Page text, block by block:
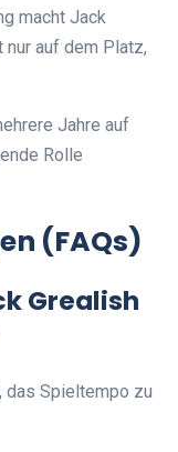
macht Jack
auf dem Platz,
Jahre auf
Rolle
(FAQs)
Grealish
das Spieltempo zu